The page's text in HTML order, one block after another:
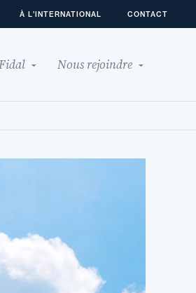
À L'INTERNATIONAL CONTACT
Nous rejoindre